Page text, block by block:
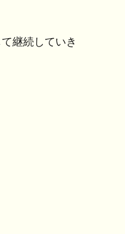
継続していき